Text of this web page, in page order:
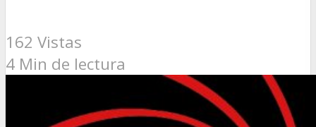
162 Vistas
4 Min de lectura